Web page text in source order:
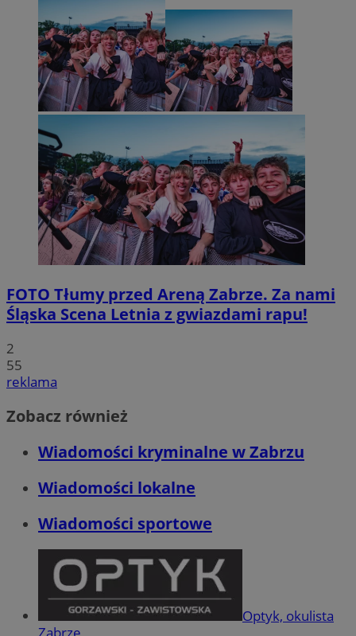
FOTO Tłumy przed Areną Zabrze. Za nami
Śląska Scena Letnia z gwiazdami rapu!
2
55
reklama
Zobacz również
Wiadomości kryminalne w Zabrzu
Wiadomości lokalne
Wiadomości sportowe
Optyk, okulista